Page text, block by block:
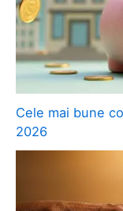
Cele mai bune
2026